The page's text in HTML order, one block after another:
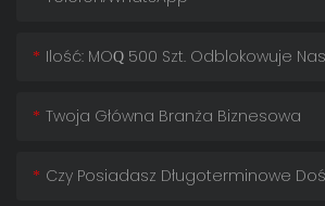
Twoja Główna Branża Biznesowa